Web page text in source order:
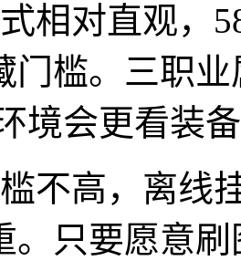
相对直观，
门槛。三职
境会更看装
不高，离线
。只要愿意